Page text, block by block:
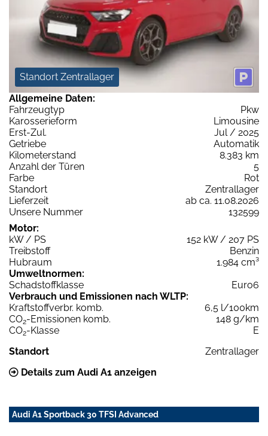
Standort Zentrallager
Allgemeine Daten:
Fahrzeugtyp
Pkw
Karosserieform
Limousine
Erst-Zul.
Jul / 2025
Getriebe
Automatik
Kilometerstand
8.383 km
Anzahl der Türen
5
Farbe
Rot
Standort
Zentrallager
Lieferzeit
ab ca. 11.08.2026
Unsere Nummer
132599
Motor:
kW / PS
152 kW / 207 PS
Treibstoff
Benzin
Hubraum
1.984 cm³
Umweltnormen:
Schadstoffklasse
Euro6
Verbrauch und Emissionen nach WLTP:
Kraftstoffverbr. komb.
6,5 l/100km
CO2-Emissionen komb.
148 g/km
CO2-Klasse
E
Standort
Zentrallager
Details zum Audi A1 anzeigen
Audi A1 Sportback 30 TFSI Advanced